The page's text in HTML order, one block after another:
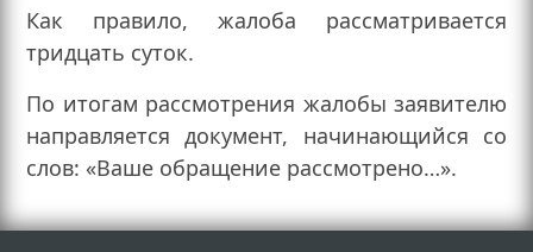
Как правило, жалоба рассматривается
тридцать суток.
По итогам рассмотрения жалобы заявителю
направляется документ, начинающийся со
слов: «Ваше обращение рассмотрено…».